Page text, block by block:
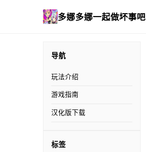
多娜多娜一起做坏事吧
导航
玩法介绍
游戏指南
汉化版下载
标签